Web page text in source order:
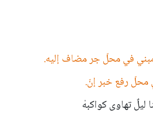
في محلّ جر مضاف إليه.
محلّ رفع خبر إنّ.
تهاوى كواكبهْ